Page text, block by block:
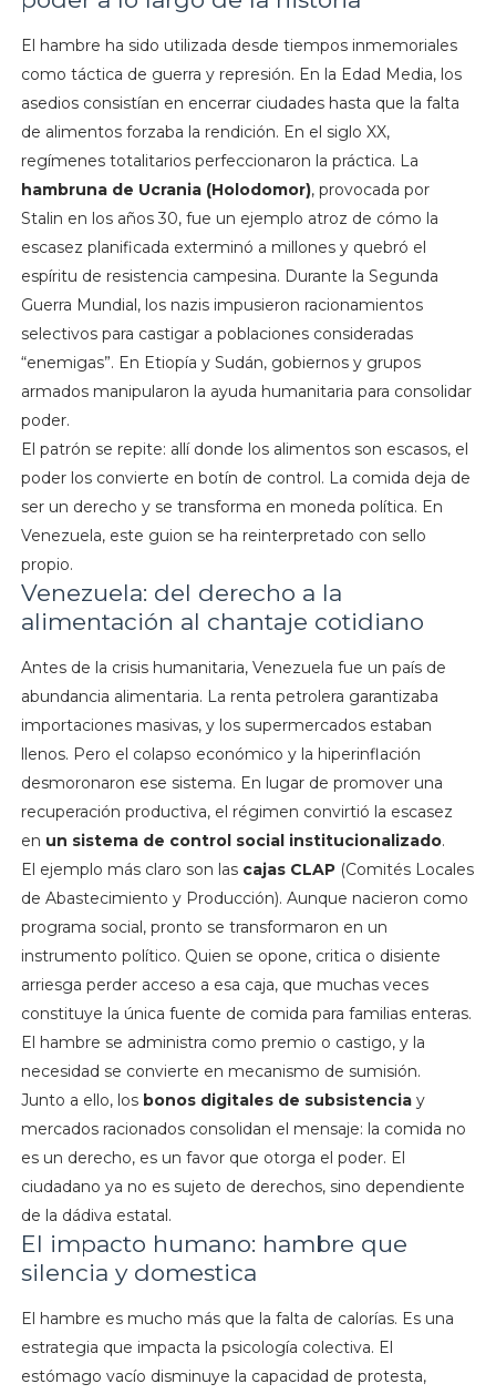
El hambre ha sido utilizada desde tiempos inmemoriales
como táctica de guerra y represión. En la Edad Media, los
asedios consistían en encerrar ciudades hasta que la falta
de alimentos forzaba la rendición. En el siglo XX,
regímenes totalitarios perfeccionaron la práctica. La
hambruna de Ucrania (Holodomor), provocada por
Stalin en los años 30, fue un ejemplo atroz de cómo la
escasez planificada exterminó a millones y quebró el
espíritu de resistencia campesina. Durante la Segunda
Guerra Mundial, los nazis impusieron racionamientos
selectivos para castigar a poblaciones consideradas
“enemigas”. En Etiopía y Sudán, gobiernos y grupos
armados manipularon la ayuda humanitaria para consolidar
poder.
El patrón se repite: allí donde los alimentos son escasos, el
poder los convierte en botín de control. La comida deja de
ser un derecho y se transforma en moneda política. En
Venezuela, este guion se ha reinterpretado con sello
propio.
Venezuela: del derecho a la
alimentación al chantaje cotidiano
Antes de la crisis humanitaria, Venezuela fue un país de
abundancia alimentaria. La renta petrolera garantizaba
importaciones masivas, y los supermercados estaban
llenos. Pero el colapso económico y la hiperinflación
desmoronaron ese sistema. En lugar de promover una
recuperación productiva, el régimen convirtió la escasez
en un sistema de control social institucionalizado.
El ejemplo más claro son las cajas CLAP(Comités Locales
de Abastecimiento y Producción). Aunque nacieron como
programa social, pronto se transformaron en un
instrumento político. Quien se opone, critica o disiente
arriesga perder acceso a esa caja, que muchas veces
constituye la única fuente de comida para familias enteras.
El hambre se administra como premio o castigo, y la
necesidad se convierte en mecanismo de sumisión.
Junto a ello, los bonos digitales de subsistenciay
mercados racionados consolidan el mensaje: la comida no
es un derecho, es un favor que otorga el poder. El
ciudadano ya no es sujeto de derechos, sino dependiente
de la dádiva estatal.
El impacto humano: hambre que
silencia y domestica
El hambre es mucho más que la falta de calorías. Es una
estrategia que impacta la psicología colectiva. El
estómago vacío disminuye la capacidad de protesta,